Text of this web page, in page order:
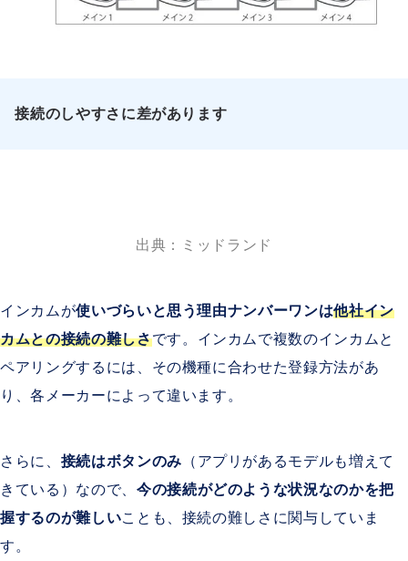
接続のしやすさに差があります
出典：ミッドランド
インカムが使いづらいと思う理由ナンバーワンは他社イン
カムとの接続の難しさです。インカムで複数のインカムと
ペアリングするには、その機種に合わせた登録方法があ
り、各メーカーによって違います。
さらに、 接続はボタンのみ （アプリがあるモデルも増えて
きている）なので、 今の接続がどのような状況なのかを把
握するのが難しい ことも、接続の難しさに関与していま
す。